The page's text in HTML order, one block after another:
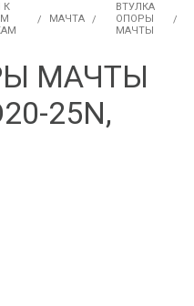
К
МАЧТА
ВТУЛКА
ОПОРЫ
МАЧТЫ
МАЧТЫ
25N,